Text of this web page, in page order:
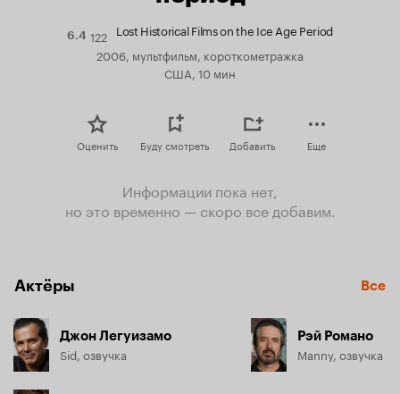
6.4Рейтинг
Кинопоиска
122 Lost Historical Films on the Ice Age Period
2006, мультфильм, короткометражка
США, 10 мин
Оценить Буду смотреть Добавить Еще
Информации пока нет,
но это временно — скоро все добавим.
Актёры Все
Джон Легуизамо
Sid, озвучка
Рэй Романо
Manny, озвучка